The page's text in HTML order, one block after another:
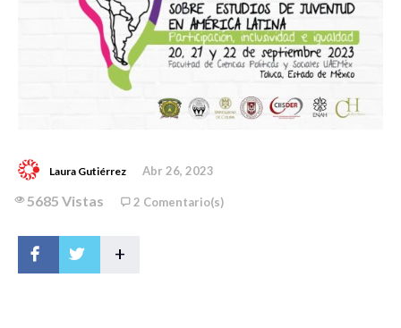
Laura Gutiérrez Abr 26, 2023
5685 Vistas 2 Comentario(s)
+